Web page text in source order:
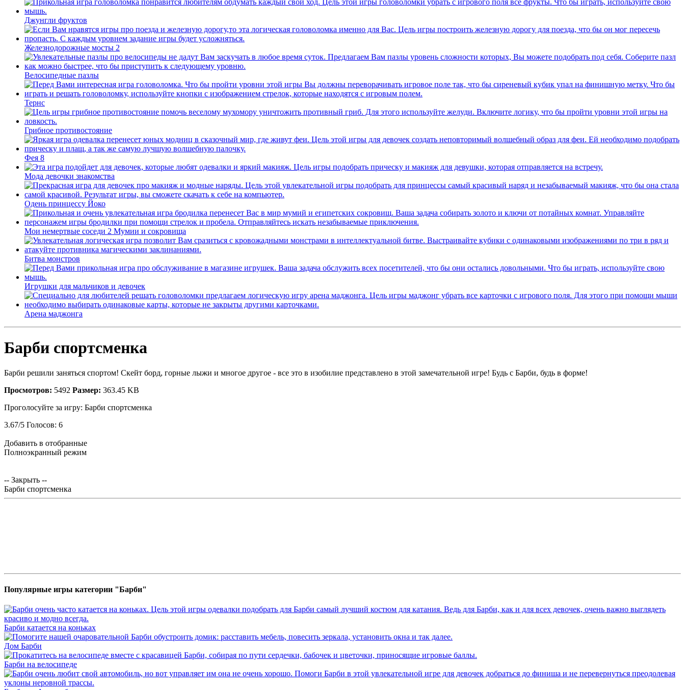
Джунгли фруктов
Железнодорожные мосты 2
Велосипедные пазлы
Тернс
Грибное противостояние
Фея 8
Мода девочки знакомства
Одень принцессу Йоко
Мои немертвые соседи 2 Мумии и сокровища
Битва монстров
Игрушки для мальчиков и девочек
Арена маджонга
Барби спортсменка
Барби решили заняться спортом! Скейт борд, горные лыжи и многое другое - все это в изобилие представлено в этой замечательной игре! Будь с Барби, будь в форме!
Просмотров: 5492 Размер: 363.45 KB
Проголосуйте за игру: Барби спортсменка
3.67/5 Голосов: 6
Добавить в отобранные
Полноэкранный режим
-- Закрыть --
Барби спортсменка
Популярные игры категории "Барби"
Барби катается на коньках
Дом Барби
Барби на велосипеде